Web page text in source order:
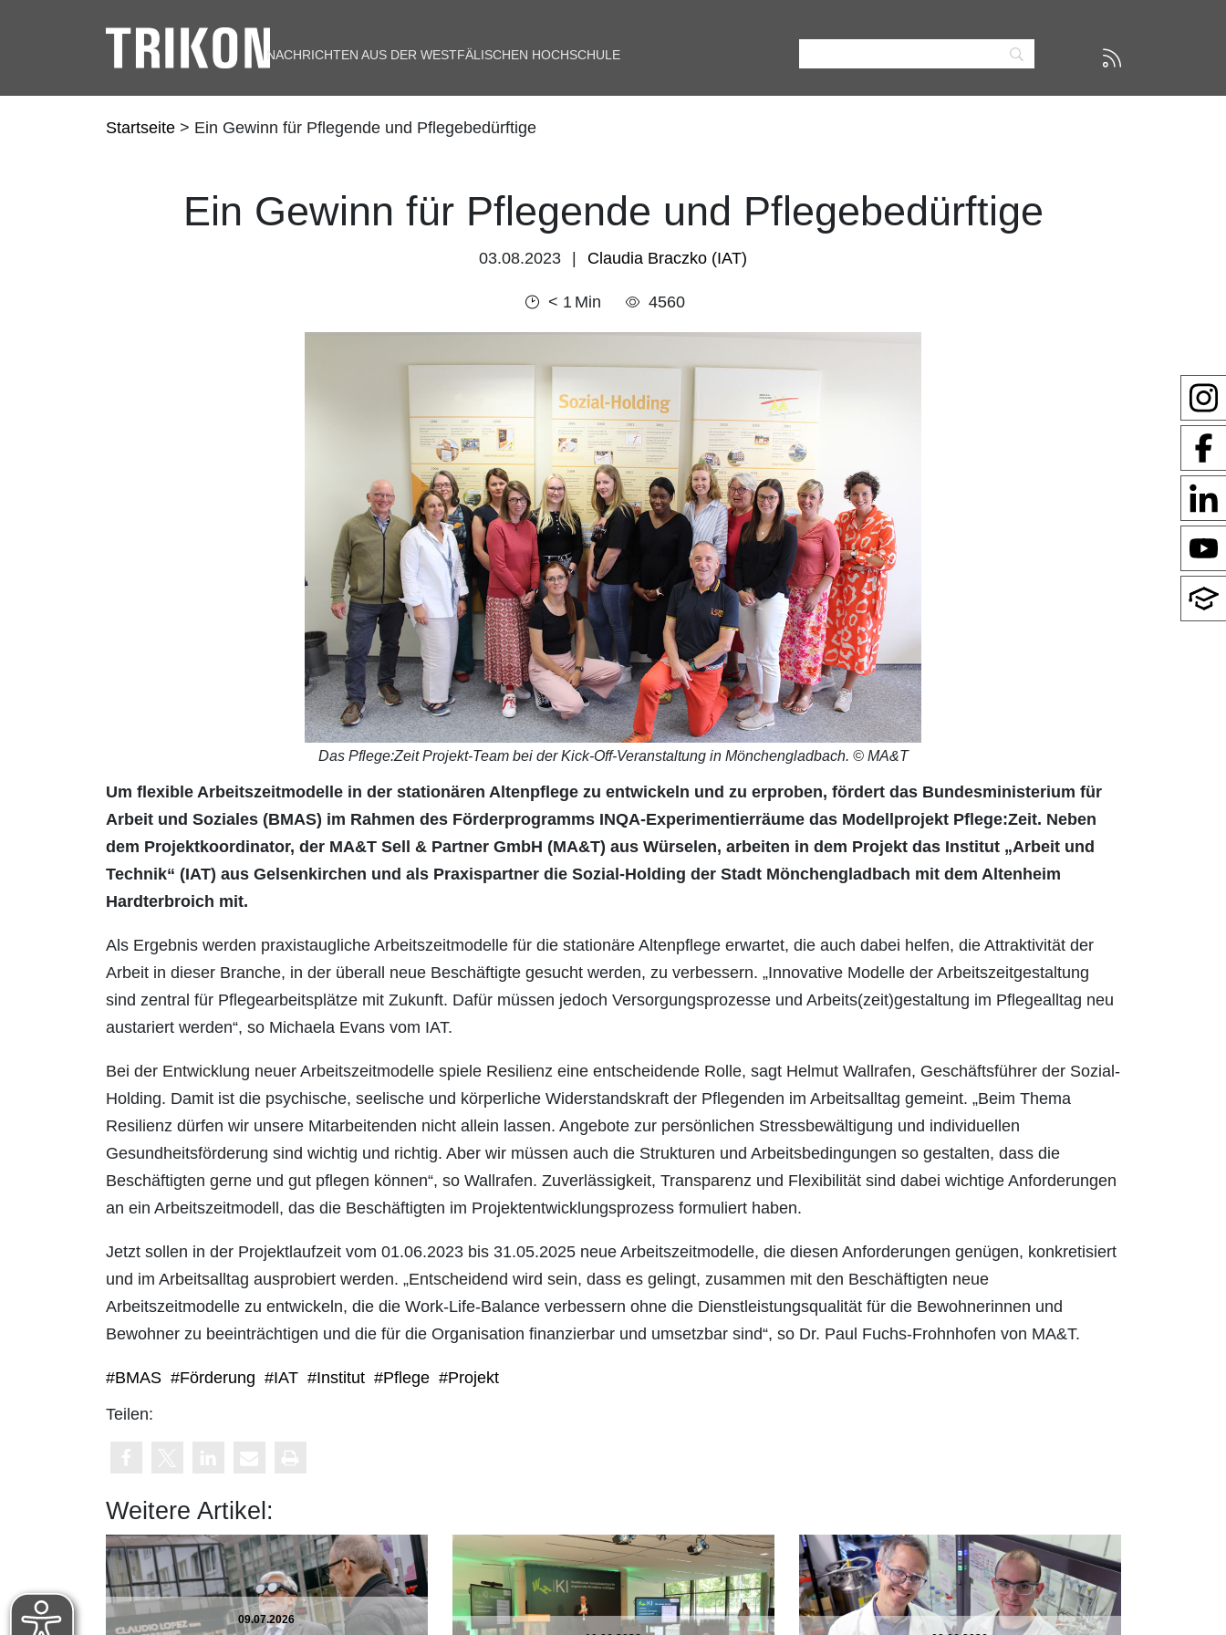
NACHRICHTEN AUS DER WESTFÄLISCHEN HOCHSCHULE
Startseite > Ein Gewinn für Pflegende und Pflegebedürftige
Ein Gewinn für Pflegende und Pflegebedürftige
03.08.2023 Claudia Braczko (IAT)
< 1 Min 4560
Das Pflege:Zeit Projekt-Team bei der Kick-Off-Veranstaltung in Mönchengladbach. © MA&T
Um flexible Arbeitszeitmodelle in der stationären Altenpflege zu entwickeln und zu erproben, fördert das Bundesministerium für
Arbeit und Soziales (BMAS) im Rahmen des Förderprogramms INQA-Experimentierräume das Modellprojekt Pflege:Zeit. Neben
dem Projektkoordinator, der MA&T Sell & Partner GmbH (MA&T) aus Würselen, arbeiten in dem Projekt das Institut „Arbeit und
Technik“ (IAT) aus Gelsenkirchen und als Praxispartner die Sozial-Holding der Stadt Mönchengladbach mit dem Altenheim
Hardterbroich mit.
Als Ergebnis werden praxistaugliche Arbeitszeitmodelle für die stationäre Altenpflege erwartet, die auch dabei helfen, die Attraktivität der
Arbeit in dieser Branche, in der überall neue Beschäftigte gesucht werden, zu verbessern. „Innovative Modelle der Arbeitszeitgestaltung
sind zentral für Pflegearbeitsplätze mit Zukunft. Dafür müssen jedoch Versorgungsprozesse und Arbeits(zeit)gestaltung im Pflegealltag neu
austariert werden“, so Michaela Evans vom IAT.
Bei der Entwicklung neuer Arbeitszeitmodelle spiele Resilienz eine entscheidende Rolle, sagt Helmut Wallrafen, Geschäftsführer der Sozial-
Holding. Damit ist die psychische, seelische und körperliche Widerstandskraft der Pflegenden im Arbeitsalltag gemeint. „Beim Thema
Resilienz dürfen wir unsere Mitarbeitenden nicht allein lassen. Angebote zur persönlichen Stressbewältigung und individuellen
Gesundheitsförderung sind wichtig und richtig. Aber wir müssen auch die Strukturen und Arbeitsbedingungen so gestalten, dass die
Beschäftigten gerne und gut pflegen können“, so Wallrafen. Zuverlässigkeit, Transparenz und Flexibilität sind dabei wichtige Anforderungen
an ein Arbeitszeitmodell, das die Beschäftigten im Projektentwicklungsprozess formuliert haben.
Jetzt sollen in der Projektlaufzeit vom 01.06.2023 bis 31.05.2025 neue Arbeitszeitmodelle, die diesen Anforderungen genügen, konkretisiert
und im Arbeitsalltag ausprobiert werden. „Entscheidend wird sein, dass es gelingt, zusammen mit den Beschäftigten neue
Arbeitszeitmodelle zu entwickeln, die die Work-Life-Balance verbessern ohne die Dienstleistungsqualität für die Bewohnerinnen und
Bewohner zu beeinträchtigen und die für die Organisation finanzierbar und umsetzbar sind“, so Dr. Paul Fuchs-Frohnhofen von MA&T.
#BMAS #Förderung #IAT #Institut #Pflege #Projekt
Teilen:
Weitere Artikel:
09.07.2026